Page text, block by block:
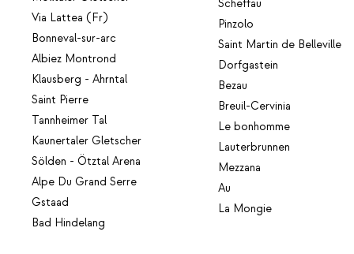
Via Lattea (Fr)
Bonneval-sur-arc
Albiez Montrond
Klausberg - Ahrntal
Saint Pierre
Tannheimer Tal
Kaunertaler Gletscher
Sölden - Ötztal Arena
Alpe Du Grand Serre
Gstaad
Bad Hindelang
Scheffau
Pinzolo
Saint Martin de Belleville
Dorfgastein
Bezau
Breuil-Cervinia
Le bonhomme
Lauterbrunnen
Mezzana
Au
La Mongie